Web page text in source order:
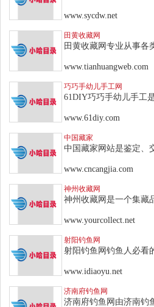
www.sycdw.net
田黄收藏网
田黄收藏网专业从事各
www.tianhuangweb.com
巧巧手幼儿手工网
61DIY巧巧手幼儿手工
www.61diy.com
中国藏家
中国藏家网站是鉴定、
www.cncangjia.com
神州收藏网
神州收藏网是一个集藏
www.yourcollect.net
射阳钓鱼网
射阳钓鱼网钓鱼人必看
www.idiaoyu.net
济南府钓鱼网
济南府钓鱼网由济南钓